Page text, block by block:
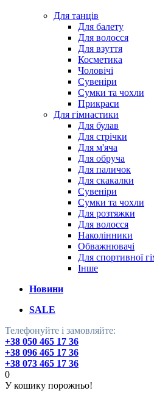
Для танців
Для балету
Для волосся
Для взуття
Косметика
Чоловічі
Сувеніри
Сумки та чохли
Прикраси
Для гімнастики
Для булав
Для стрічки
Для м'яча
Для обруча
Для паличок
Для скакалки
Сувеніри
Сумки та чохли
Для розтяжки
Для волосся
Наколінники
Обважнювачі
Для спортивної
Інше
Новини
SALE
Телефонуйте і замовляйте:
+38 050 465 17 36
+38 096 465 17 36
+38 073 465 17 36
0
У кошику порожньо!